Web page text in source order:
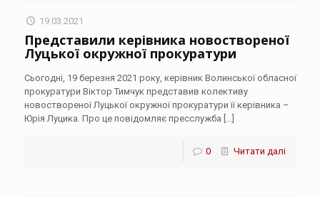
19.03.2021
Представили керівника новоствореної
Луцької окружної прокуратури
Сьогодні, 19 березня 2021 року, керівник Волинської обласної
прокуратури Віктор Тимчук представив колективу
новоствореної Луцької окружної прокуратури її керівника –
Юрія Луцика. Про це повідомляє пресслужба
0 Читати далі